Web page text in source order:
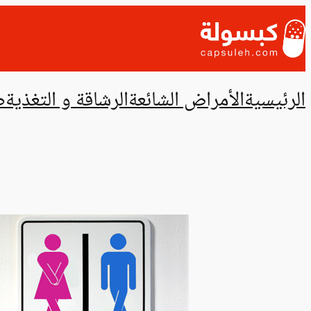
إلى
المحتوى
الرئيسيةالأمراض الشائعةالرشاقة و التغذية